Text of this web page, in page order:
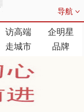
导航
访高端
企明星
走城市 品牌